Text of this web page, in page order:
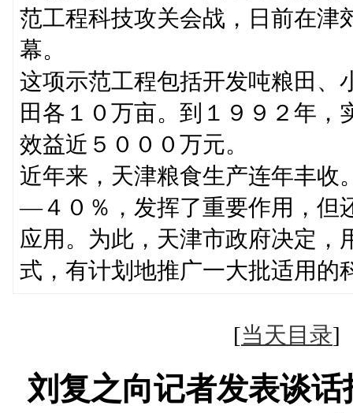
范工程科技攻关会战，日前在津
幕。
这项示范工程包括开发吨粮田、
田各１０万亩。到１９９２年
效益近５０００万元。
近年来，天津粮食生产连年丰收
—４０％，发挥了重要作用，但
应用。为此，天津市政府决定，
式，有计划地推广一大批适用的
[当天目录
刘复之向记者发表谈